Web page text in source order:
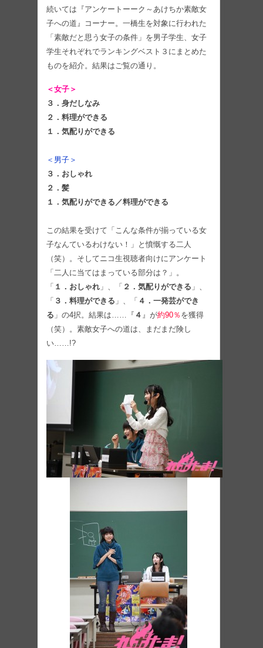
続いては『アンケートーーク～あけちか素敵女
子への道』コーナー。一橋生を対象に行われた
「素敵だと思う女子の条件」を男子学生、女子
学生それぞれでランキングベスト３にまとめた
ものを紹介。結果はご覧の通り。
＜女子＞
３．身だしなみ
２．料理ができる
１．気配りができる
＜男子＞
３．おしゃれ
２．髪
１．気配りができる／料理ができる
この結果を受けて「こんな条件が揃っている女
子なんているわけない！」と憤慨する二人
（笑）。そしてニコ生視聴者向けにアンケート
「二人に当てはまっている部分は？」。
「 １．おしゃれ 」、「 ２．気配りができる 」、
「 ３．料理ができる 」、「 ４．一発芸ができ
る 」の4択。結果は……『 ４ 』が約90％ を獲得
（笑）。素敵女子への道は、まだまだ険し
い……!?